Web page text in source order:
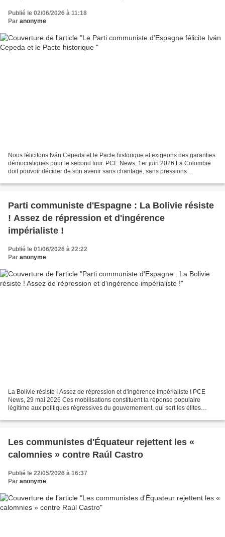
Publié le 02/06/2026 à 11:18
Par anonyme
Nous félicitons Iván Cepeda et le Pacte historique et exigeons des garanties
démocratiques pour le second tour. PCE News, 1er juin 2026 La Colombie
doit pouvoir décider de son avenir sans chantage, sans pressions
Parti communiste d'Espagne : La Bolivie résiste
! Assez de répression et d'ingérence
impérialiste !
Publié le 01/06/2026 à 22:22
Par anonyme
La Bolivie résiste ! Assez de répression et d'ingérence impérialiste ! PCE
News, 29 mai 2026 Ces mobilisations constituent la réponse populaire
légitime aux politiques régressives du gouvernement, qui sert les élites
Les communistes d'Équateur rejettent les «
calomnies » contre Raúl Castro
Publié le 22/05/2026 à 16:37
Par anonyme